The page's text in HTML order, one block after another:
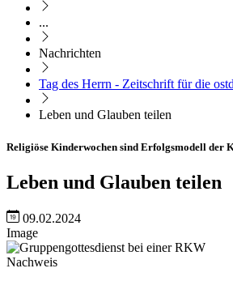
...
Nachrichten
Tag des Herrn - Zeitschrift für die
Leben und Glauben teilen
Religiöse Kinderwochen sind Erfolgsmodell der
Leben und Glauben teilen
09.02.2024
Image
Nachweis